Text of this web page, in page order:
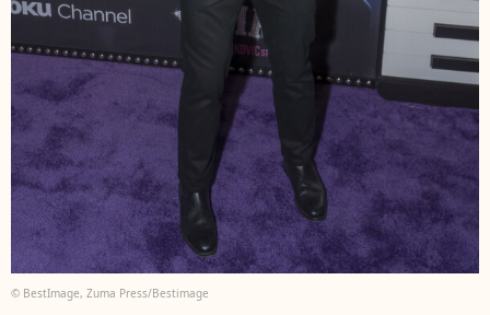
© BestImage, Zuma Press/Bestimage